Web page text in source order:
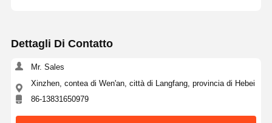
Dettagli Di Contatto
Mr. Sales
Xinzhen, contea di Wen'an, città di Langfang, provincia di Hebei
86-13831650979